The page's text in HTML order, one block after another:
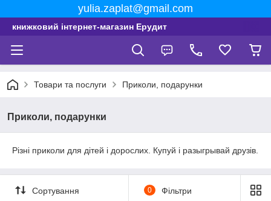
yulia.zaplat@gmail.com
книжковий інтернет-магазин Ерудит
Товари та послуги Приколи, подарунки
Приколи, подарунки
Різні приколи для дітей і дорослих. Купуй і разыгрывай друзів.
Сортування 0 Фільтри